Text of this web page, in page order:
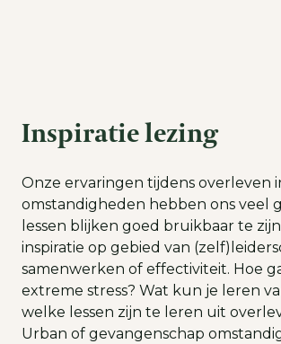
Inspiratie lezing
Onze ervaringen tijdens overleven
omstandigheden hebben ons veel
lessen blijken goed bruikbaar te
inspiratie op gebied van
samenwerken of effectiviteit. Hoe
extreme stress? Wat kun je leren
welke lessen zijn te leren uit
Urban of gevangenschap